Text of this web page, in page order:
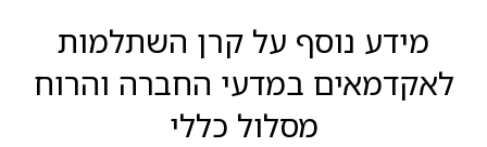
מידע נוסף על קרן השתלמות
לאקדמאים במדעי החברה והרוח
מסלול כללי